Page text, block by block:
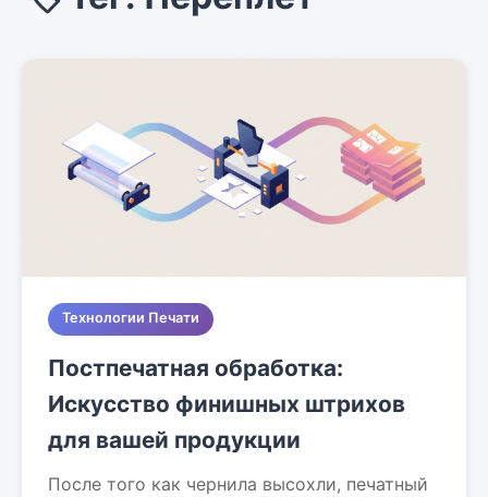
Технологии Печати
Постпечатная обработка:
Искусство финишных штрихов
для вашей продукции
После того как чернила высохли, печатный